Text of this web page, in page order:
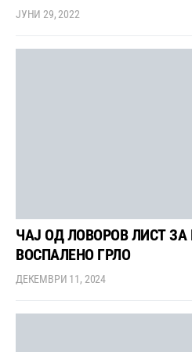
ЈУНИ 29, 2022
ЧАЈ ОД ЛОВОРОВ ЛИСТ
ВОСПАЛЕНО ГРЛО
ДЕКЕМВРИ 11, 2024